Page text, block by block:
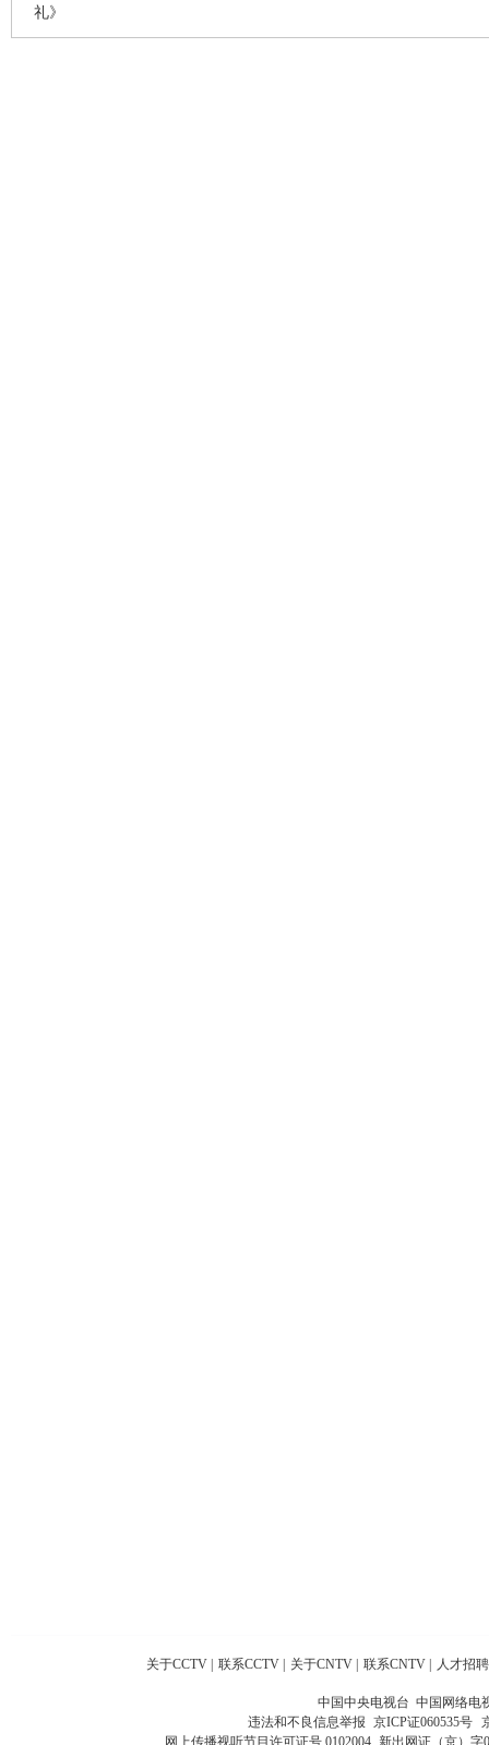
礼》
关于CCTV 联系CCTV 关于CNTV 联系CNTV 人才招聘
中国中央电视台 中国网络电
违法和不良信息举报 京ICP证060535号
网上传播视听节目许可证号 0102004 新出网证（京）